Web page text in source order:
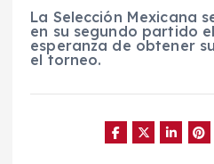
La Selección Mexicana
en su segundo partido
esperanza de obtener
el torneo.